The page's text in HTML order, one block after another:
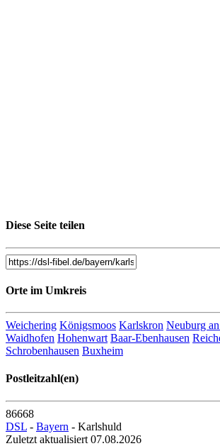
Diese Seite teilen
Orte im Umkreis
Weichering Königsmoos Karlskron Neuburg
Waidhofen Hohenwart Baar-Ebenhausen
Schrobenhausen Buxheim
Postleitzahl(en)
86668
DSL - Bayern - Karlshuld
Zuletzt aktualisiert 07.08.2026